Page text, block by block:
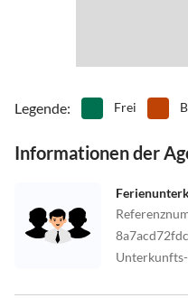
Legende: Frei
Informationen der